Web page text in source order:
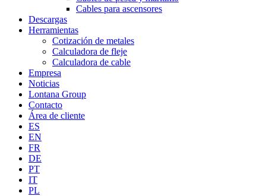
Cables para ascensores
Descargas
Herramientas
Cotización de metales
Calculadora de fleje
Calculadora de cable
Empresa
Noticias
Lontana Group
Contacto
Área de cliente
ES
EN
FR
DE
PT
IT
PL